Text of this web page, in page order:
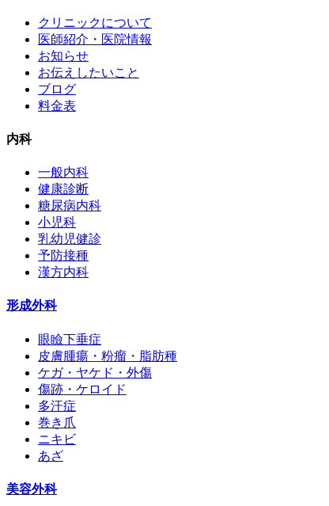
クリニックについて
医師紹介・医院情報
お知らせ
お伝えしたいこと
ブログ
料金表
内科
一般内科
健康診断
糖尿病内科
小児科
乳幼児健診
予防接種
漢方内科
形成外科
眼瞼下垂症
皮膚腫瘍・粉瘤・脂肪種
ケガ・ヤケド・外傷
傷跡・ケロイド
多汗症
巻き爪
ニキビ
あざ
美容外科